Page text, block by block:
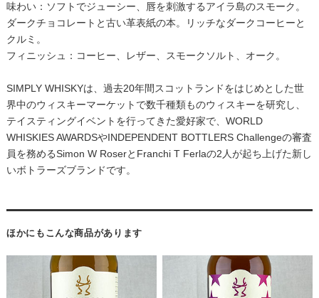
味わい：ソフトでジューシー、唇を刺激するアイラ島のスモーク。
ダークチョコレートと古い革表紙の本。リッチなダークコーヒーと
クルミ。
フィニッシュ：コーヒー、レザー、スモークソルト、オーク。
SIMPLY WHISKYは、過去20年間スコットランドをはじめとした世
界中のウィスキーマーケットで数千種類ものウィスキーを研究し、
テイスティングイベントを行ってきた愛好家で、WORLD
WHISKIES AWARDSやINDEPENDENT BOTTLERS Challengeの審査
員を務めるSimon W RoserとFranchi T Ferlaの2人が起ち上げた新し
いボトラーズブランドです。
ほかにもこんな商品があります